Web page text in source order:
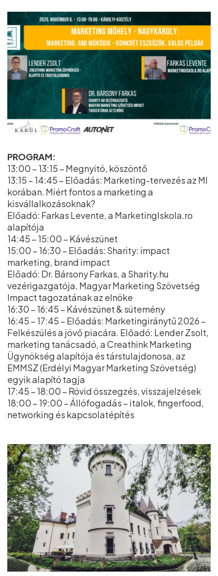
PROGRAM:
13:00 – 13:15 – Megnyitó, köszöntő
13:15 – 14:45 – Előadás: Marketing-tervezés az MI
korában. Miért fontos a marketing a
kisvállalkozásoknak?
Előadó: Farkas Levente, a MarketingIskola.ro
alapítója
14:45 – 15:00 – Kávészünet
15:00 – 16:30 – Előadás: Sharity: impact
marketing, brand impact
Előadó: Dr. Bársony Farkas, a Sharity.hu
vezérigazgatója, Magyar Marketing Szövetség
Impact tagozatának az elnöke
16:30 – 16:45 – Kávészünet & sütemény
16:45 – 17:45 – Előadás: Marketingiránytű 2026 –
Felkészülés a jövő piacára. Előadó: Lender Zsolt,
marketing tanácsadó, a Creathink Marketing
Ügynökség alapítója és társtulajdonosa, az
EMMSZ (Erdélyi Magyar Marketing Szövetség)
egyik alapító tagja
17:45 – 18:00 – Rövid összegzés, visszajelzések
18:00 – 19:00 – Állófogadás – italok, fingerfood,
networking és kapcsolatépítés